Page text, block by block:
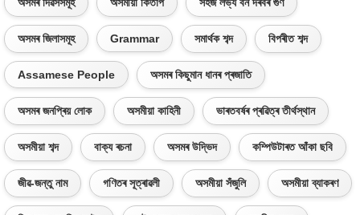
অসমৰ দিৱসসমূহ অসমীয়া কিতাপ সহজ লভ্য বন দৰবৰ গুণ
অসমৰ জিলাসমূহ Grammar সমাৰ্থক শব্দ বিপৰীত শব্দ
Assamese People অসমৰ কিছুমান ধানৰ প্ৰজাতি
অসমৰ জনপ্ৰিয় লোক অসমীয়া কাহিনী ভাৰতবৰ্ষৰ প্ৰৱিত্ৰ তীৰ্থস্থান
অসমীয়া শব্দ বাক্য ৰচনা অসমৰ উদ্ভিদ কম্পিউটাৰত আঁকা ছবি
জীৱ-জন্তু নাম গণিতৰ সূত্ৰাৱলী অসমীয়া সঁজুলি অসমীয়া ব্যাকৰণ